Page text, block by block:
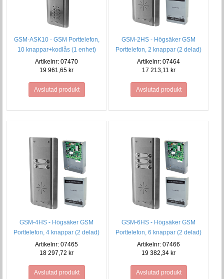
GSM-ASK10 - GSM Porttelefon,
10 knappar+kodlås (1 enhet)
Artikelnr: 07470
19 961,65 kr
Avslutad produkt
GSM-2HS - Högsäker GSM
Porttelefon, 2 knappar (2 delad)
Artikelnr: 07464
17 213,11 kr
Avslutad produkt
GSM-4HS - Högsäker GSM
Porttelefon, 4 knappar (2 delad)
Artikelnr: 07465
18 297,72 kr
Avslutad produkt
GSM-6HS - Högsäker GSM
Porttelefon, 6 knappar (2 delad)
Artikelnr: 07466
19 382,34 kr
Avslutad produkt